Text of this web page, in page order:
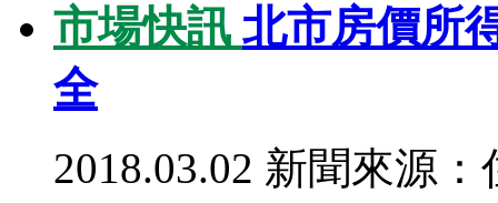
市場快訊 北市房價所
全
2018.03.02 新聞來源：